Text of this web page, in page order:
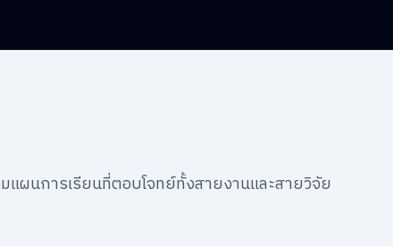
นการเรียนที่ตอบโจทย์ทั้งสายงานและสายวิจัย